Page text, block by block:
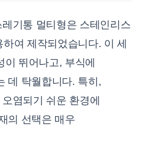
기통 멀티형은 스테인리스
여 제작되었습니다. 이 세
뛰어나고, 부식에
데 탁월합니다. 특히,
염되기 쉬운 환경에
의 선택은 매우